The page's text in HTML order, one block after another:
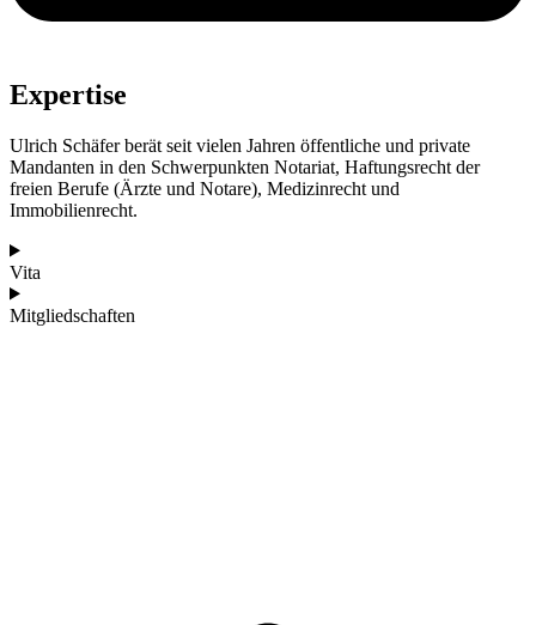
Expertise
Ulrich Schäfer berät seit vielen Jahren öffentliche und private
Mandanten in den Schwerpunkten Notariat, Haftungsrecht der
freien Berufe (Ärzte und Notare), Medizinrecht und
Immobilienrecht.
Vita
Mitgliedschaften